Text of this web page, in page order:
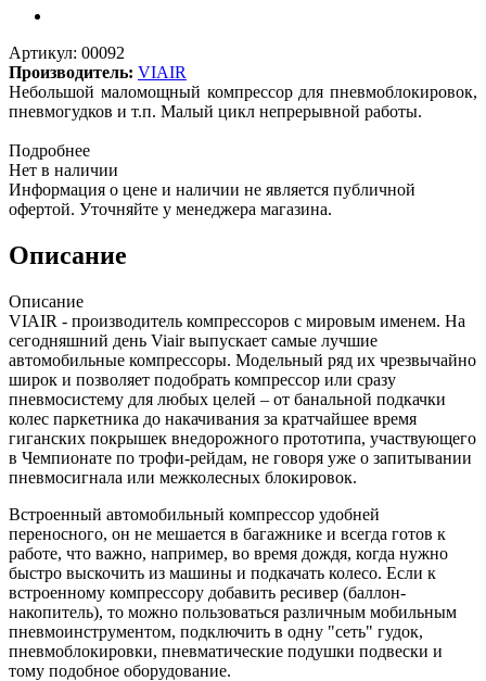
Артикул: 00092
Производитель: VIAIR
Небольшой маломощный компрессор для пневмоблокировок,
пневмогудков и т.п. Малый цикл непрерывной работы.
Подробнее
Нет в наличии
Информация о цене и наличии не является публичной
офертой. Уточняйте у менеджера магазина.
Описание
Описание
VIAIR - производитель компрессоров с мировым именем. На
сегодняшний день Viair выпускает самые лучшие
автомобильные компрессоры. Модельный ряд их чрезвычайно
широк и позволяет подобрать компрессор или сразу
пневмосистему для любых целей – от банальной подкачки
колес паркетника до накачивания за кратчайшее время
гиганских покрышек внедорожного прототипа, участвующего
в Чемпионате по трофи-рейдам, не говоря уже о запитывании
пневмосигнала или межколесных блокировок.
Встроенный автомобильный компрессор удобней
переносного, он не мешается в багажнике и всегда готов к
работе, что важно, например, во время дождя, когда нужно
быстро выскочить из машины и подкачать колесо. Если к
встроенному компрессору добавить ресивер (баллон-
накопитель), то можно пользоваться различным мобильным
пневмоинструментом, подключить в одну "сеть" гудок,
пневмоблокировки, пневматические подушки подвески и
тому подобное оборудование.